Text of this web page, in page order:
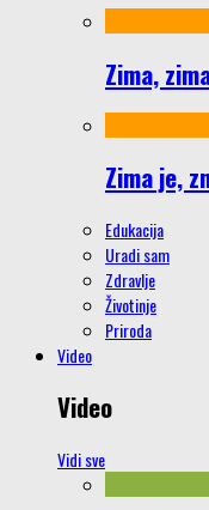
Zima,
Zima je,
Edukacija
Uradi sam
Zdravlje
Životinje
Priroda
Video
Video
Vidi sve